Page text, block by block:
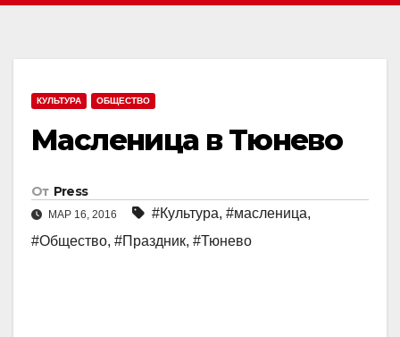
КУЛЬТУРА ОБЩЕСТВО
Масленица в Тюнево
От Press
МАР 16, 2016 #Культура, #масленица,
#Общество, #Праздник, #Тюнево